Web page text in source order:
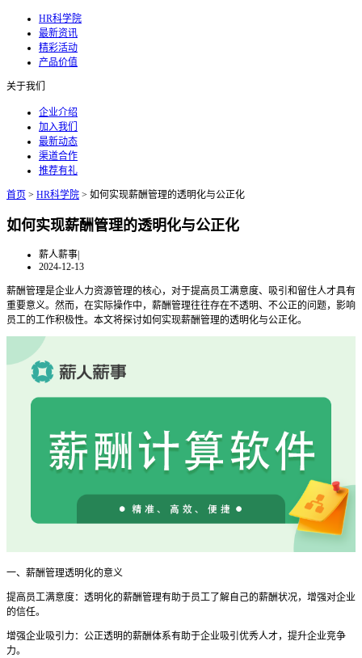
HR科学院
最新资讯
精彩活动
产品价值
关于我们
企业介绍
加入我们
最新动态
渠道合作
推荐有礼
首页 > HR科学院 > 如何实现薪酬管理的透明化与公正化
如何实现薪酬管理的透明化与公正化
薪人薪事|
2024-12-13
薪酬管理是企业人力资源管理的核心，对于提高员工满意度、吸引和留住人才具有
重要意义。然而，在实际操作中，薪酬管理往往存在不透明、不公正的问题，影响
员工的工作积极性。本文将探讨如何实现薪酬管理的透明化与公正化。
一、薪酬管理透明化的意义
提高员工满意度：透明化的薪酬管理有助于员工了解自己的薪酬状况，增强对企业
的信任。
增强企业吸引力：公正透明的薪酬体系有助于企业吸引优秀人才，提升企业竞争
力。